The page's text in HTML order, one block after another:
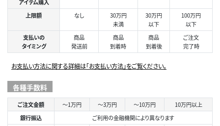
アイテム購入
上限額
なし
30万円
未満
30万円
以下
100万円
以下
支払いの
タイミング
商品
発送前
商品
到着時
商品
到着後
ご注文
完了時
お支払い方法に関する詳細は「お支払い方法」をご覧ください。
各種手数料
ご注文金額 ～1万円 ～3万円 ～10万円
10万円以上
銀行振込
ご利用の金融機関により異なります